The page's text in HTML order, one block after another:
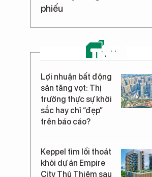
phiếu
TIN MỚI
Lợi nhuận bất động
sản tăng vọt: Thị
trường thực sự khởi
sắc hay chỉ “đẹp”
trên báo cáo?
Keppel tìm lối thoát
khỏi dự án Empire
City Thủ Thiêm sau